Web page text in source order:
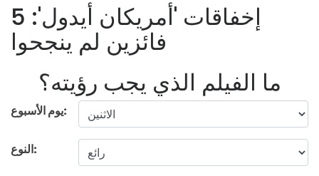
إخفاقات 'أمريكان أيدول': 5
فائزين لم ينجحوا
ما الفيلم الذي يجب رؤيته؟
يوم الأسبوع:
النوع: